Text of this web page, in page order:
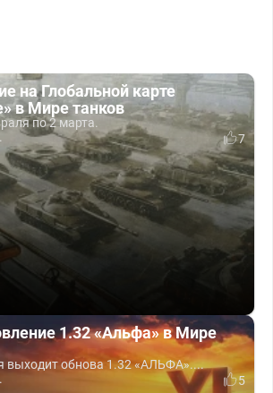
на Глобальной карте
в Мире танков
по 2 марта.
7
1.32 «Альфа» в Мире
выходит обнова 1.32 «АЛЬФА»....
5